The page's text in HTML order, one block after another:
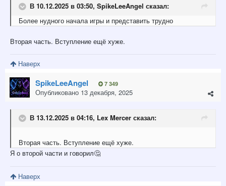
В 10.12.2025 в 03:50, SpikeLeeAngel сказал:
Более нудного начала игры и представить трудно
Вторая часть. Вступление ещё хуже.
Наверх
SpikeLeeAngel 7 349
Опубликовано 13 декабря, 2025
В 13.12.2025 в 04:16, Lex Mercer сказал:
Вторая часть. Вступление ещё хуже.
Я о второй части и говорил🤔
Наверх